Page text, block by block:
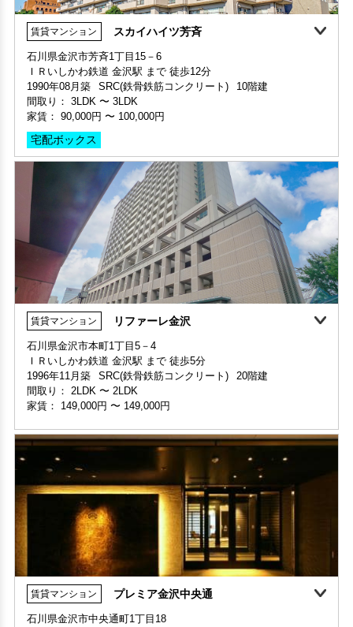
部屋号数 307号室 申込済
家賃 30,000円・共益費 家賃に込み
階数 3階
敷金 2ヶ月 ・礼金 -
保証人不要・代行 分譲賃貸
賃貸マンション スカイハイツ芳斉
石川県金沢市芳斉1丁目15－6
ＩＲいしかわ鉄道 金沢駅 まで 徒歩12分
1990年08月築
SRC(鉄骨鉄筋コンクリート)
10階建
間取り： 3LDK 〜 3LDK
家賃： 90,000円 〜 100,000円
宅配ボックス
360°案内
部屋号数 605号室
家賃 100,000円・共益費 家賃に込み
階数 6階
間取り 3LDK・専有面積 74.34㎡
賃貸マンション リファーレ金沢
石川県金沢市本町1丁目5－4
ＩＲいしかわ鉄道 金沢駅 まで 徒歩5分
1996年11月築
SRC(鉄骨鉄筋コンクリート)
20階建
間取り： 2LDK 〜 2LDK
家賃： 149,000円 〜 149,000円
賃貸マンション プレミア金沢中央通
石川県金沢市中央通町1丁目18